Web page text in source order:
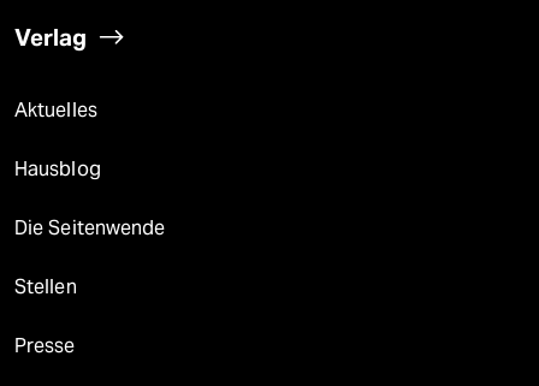
Verlag
Aktuelles
Hausblog
Die Seitenwende
Stellen
Presse